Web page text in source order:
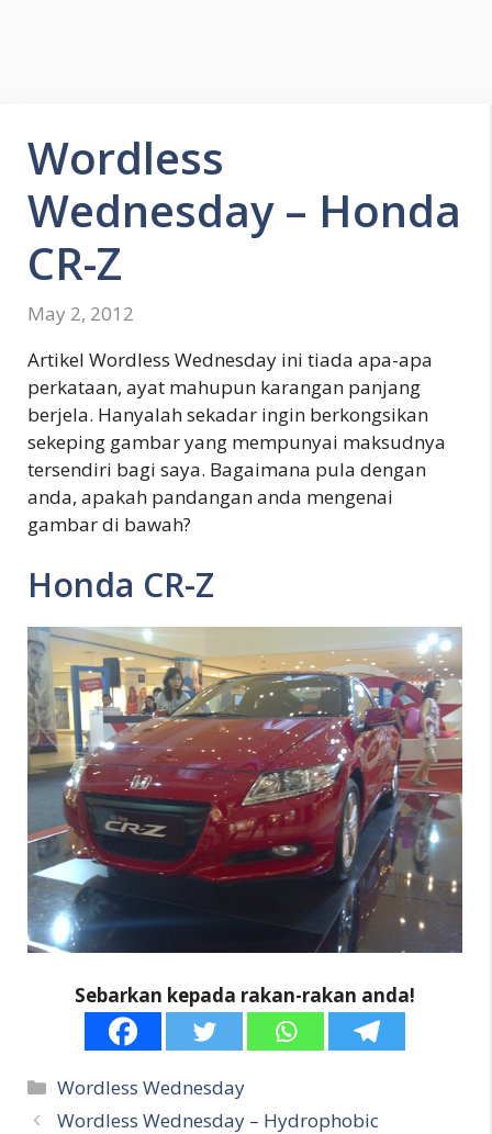
Wordless
Wednesday – Honda
CR-Z
May 2, 2012
Artikel Wordless Wednesday ini tiada apa-apa
perkataan, ayat mahupun karangan panjang
berjela. Hanyalah sekadar ingin berkongsikan
sekeping gambar yang mempunyai maksudnya
tersendiri bagi saya. Bagaimana pula dengan
anda, apakah pandangan anda mengenai
gambar di bawah?
Honda CR-Z
Sebarkan kepada rakan-rakan anda!
Categories
Wordless Wednesday
Wordless Wednesday – Hydrophobic